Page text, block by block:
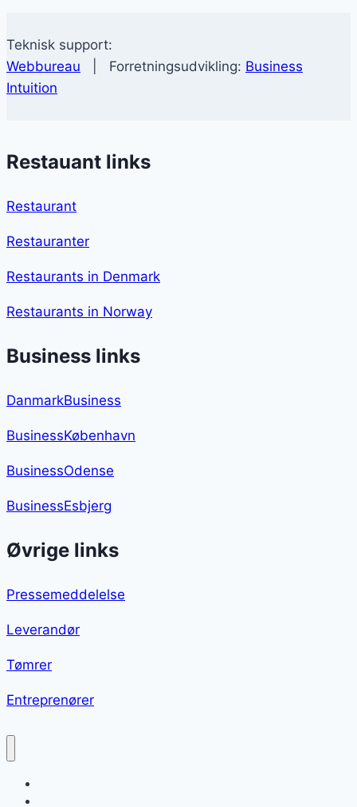
Teknisk support:
Webbureau | Forretningsudvikling: Business
Intuition
Restauant links
Restaurant
Restauranter
Restaurants in Denmark
Restaurants in Norway
Business links
DanmarkBusiness
BusinessKøbenhavn
BusinessOdense
BusinessEsbjerg
Øvrige links
Pressemeddelelse
Leverandør
Tømrer
Entreprenører